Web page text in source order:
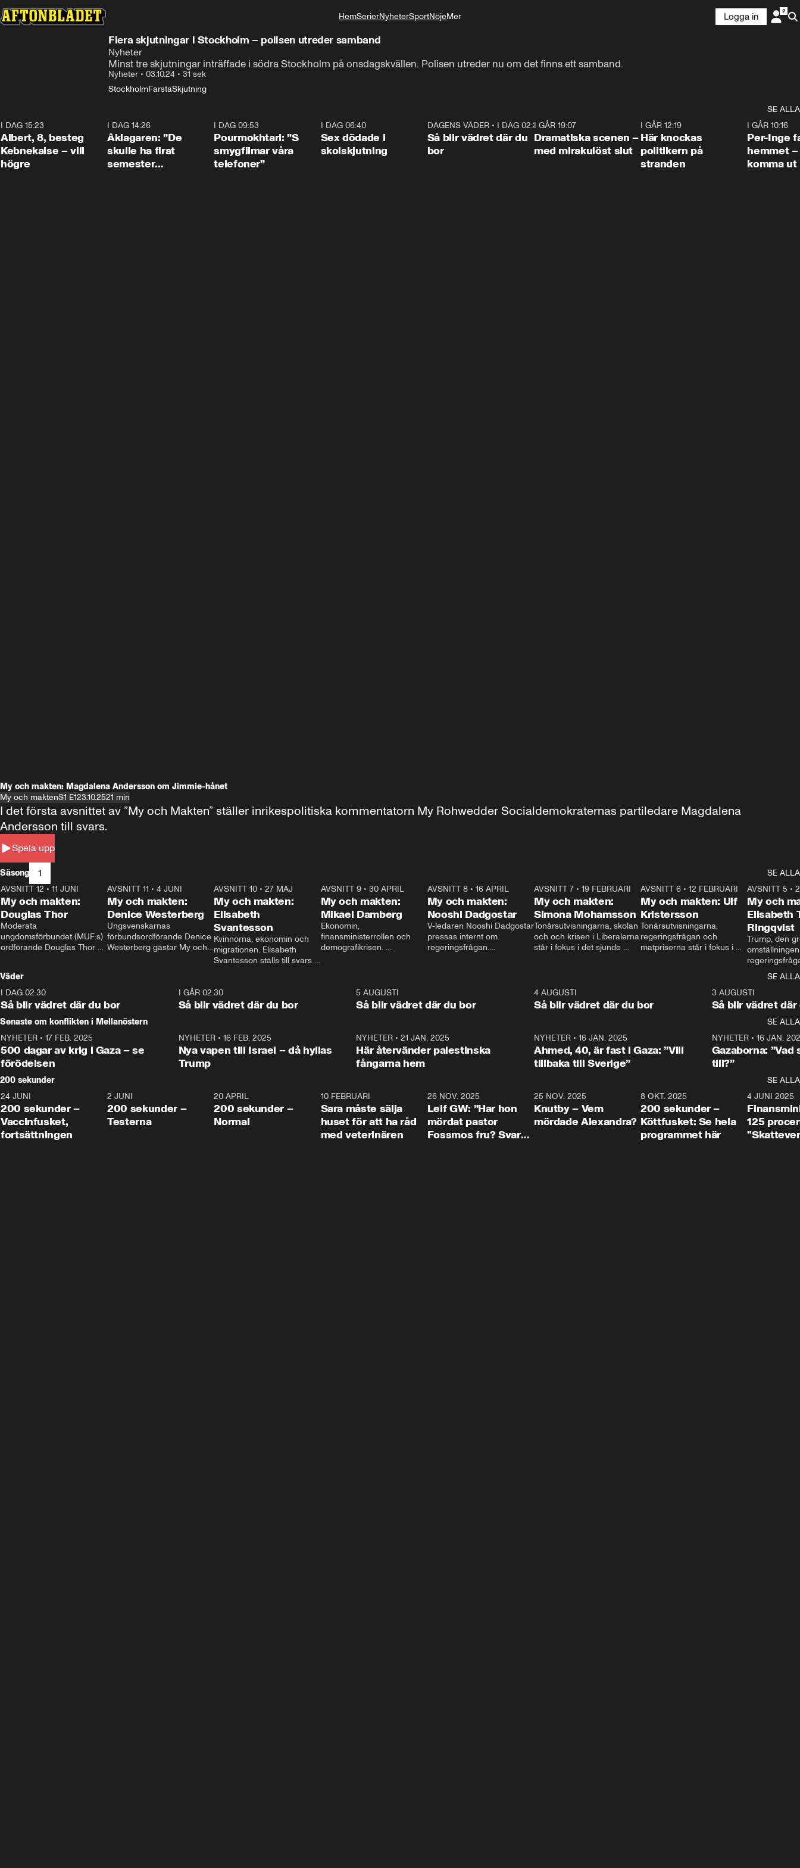
HemSerierNyheterSportNöjeMer
Logga in
Flera skjutningar i Stockholm – polisen utreder samband
Nyheter
Minst tre skjutningar inträffade i södra Stockholm på onsdagskvällen. Polisen utreder nu om det finns ett samband.
Nyheter • 03.10.24 • 31 sek
StockholmFarstaSkjutning
SE ALLA
I DAG 15:23
Albert, 8, besteg
Kebnekaise – vill
högre
I DAG 14:26
Åklagaren: ”De
skulle ha firat
semester
I DAG 09:53
Pourmokhtari: ”S
smygfilmar våra
telefoner”
I DAG 06:40
Sex dödade i
skolskjutning
1:06
DAGENS VÄDER• I DAG 02:30
Så blir vädret där du
bor
I GÅR 19:07
Dramatiska scenen –
med mirakulöst slut
I GÅR 12:19
Här knockas
politikern på
stranden
I GÅR 10:16
Per-Inge
hemmet
komma ut
My och makten: Magdalena Andersson om Jimmie-hånet
My och maktenS1 E123.10.2521 min
Spela upp
I det första avsnittet av ”My och Makten” ställer inrikespolitiska kommentatorn My Rohwedder Socialdemokraternas partiledare Magdalena
Andersson till svars.
Säsong 1
SE ALLA
26:27
AVSNITT 12 • 11 JUNI
My och makten:
Douglas Thor
Moderata
ungdomsförbundet (MUF:s)
ordförande Douglas Thor
tonårsutvisningarna och hur
Moderaterna ska locka
väljare till valet i höst.
23:40
AVSNITT 11 •4 JUNI
My och makten:
Denice Westerberg
Ungsvenskarnas
förbundsordförande Denice
Westerberg gästar My och
AVSNITT 10 •27 MAJ
My och makten:
Elisabeth
Svantesson
Kvinnorna, ekonomin och
migrationen. Elisabeth
Svantesson ställs till svars
AVSNITT 9• 30 APRIL
My och makten:
Mikael Damberg
Ekonomin,
finansministerrollen och
demografikrisen.
och Makten.
AVSNITT 8• 16 APRIL
My och makten:
Nooshi Dadgostar
V-ledaren Nooshi Dadgostar
pressas internt om
regeringsfrågan.
– Vi ställer upp i val. Ska vi
vara med så sitter vi förstås
24:30
AVSNITT 7• 19 FEBRUARI
My och makten:
Simona Mohamsson
Tonårsutvisningarna, skolan
och och krisen i Liberalerna
står i fokus i det sjunde
kommentator My
Rohwedder ställer
utbildnings- och
Mohamsson till svars.
27:30
AVSNITT 6 •12 FEBRUARI
My och makten: Ulf
Kristersson
Tonårsutvisningarna,
regeringsfrågan och
matpriserna står i fokus i
Rohwedder ställer
statsminister Ulf Kristersson
AVSNITT 5 •
My och
Elisabeth
Ringqvist
Trump, den
centrum i
avsnittet av
Makten”. Se
Aftonbladets
Rohwedder
Thand Ring
Väder
SE ALLA
I DAG 02:30
Så blir vädret där du bor
1:06
I GÅR 02:30
Så blir vädret där du bor
5 AUGUSTI
Så blir vädret där du bor
4 AUGUSTI
Så blir vädret där du bor
3 AUGUSTI
Så blir vädret där
Senaste om konflikten i Mellanöstern
SE ALLA
NYHETER • 17 FEB. 2025
500 dagar av krig i Gaza – se
förödelsen
NYHETER• 16 FEB. 2025
Nya vapen till Israel – då hyllas
Trump
NYHETER •21 JAN. 2025
Här återvänder palestinska
fångarna hem
NYHETER• 16 JAN. 2025
Ahmed, 40, är fast i Gaza: ”Vill
tillbaka till Sverige”
NYHETER• 16 JAN.
Gazaborna:
till?”
200 sekunder
SE ALLA
5:00
24 JUNI
200 sekunder –
Vaccinfusket,
fortsättningen
4:23
2 JUNI
200 sekunder –
Testerna
20 APRIL
200 sekunder –
Normal
10 FEBRUARI
Sara måste sälja
huset för att ha råd
med veterinären
26 NOV. 2025
Leif GW: ”Har hon
mördat pastor
Fossmos fru? Svar
31:05
25 NOV. 2025
Knutby – Vem
mördade Alexandra?
4:29
8 OKT. 2025
200 sekunder –
Köttfusket: Se hela
programmet här
4 JUNI 2025
125